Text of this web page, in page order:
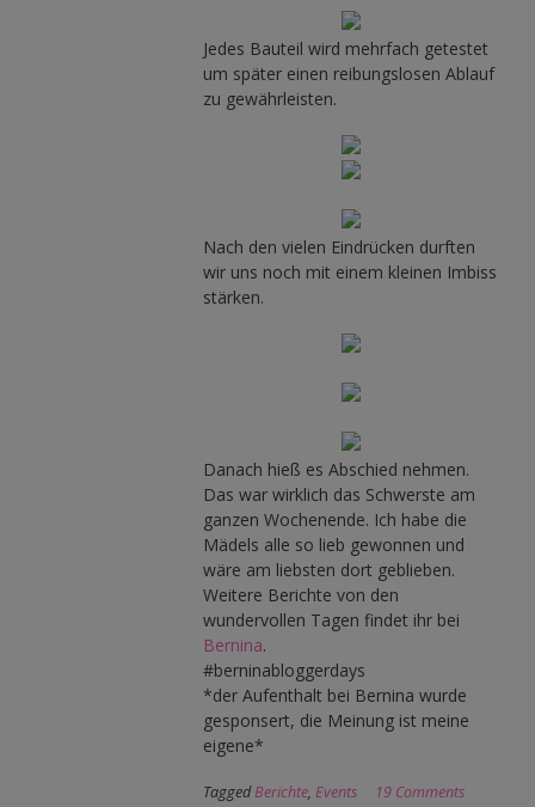
Jedes Bauteil wird mehrfach getestet
um später einen reibungslosen Ablauf
zu gewährleisten.
Nach den vielen Eindrücken durften
wir uns noch mit einem kleinen Imbiss
stärken.
Danach hieß es Abschied nehmen.
Das war wirklich das Schwerste am
ganzen Wochenende. Ich habe die
Mädels alle so lieb gewonnen und
wäre am liebsten dort geblieben.
Weitere Berichte von den
wundervollen Tagen findet ihr bei
Bernina.
#berninabloggerdays
*der Aufenthalt bei Bernina wurde
gesponsert, die Meinung ist meine
eigene*
TaggedBerichte, Events 19 Comments